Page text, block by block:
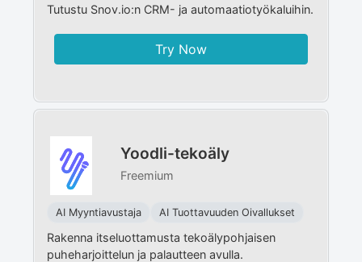
Tutustu Snov.io:n CRM- ja automaatiotyökaluihin.
Try Now
Yoodli-tekoäly
Freemium
AI Myyntiavustaja AI Tuottavuuden Oivallukset
Rakenna itseluottamusta tekoälypohjaisen
puheharjoittelun ja palautteen avulla.